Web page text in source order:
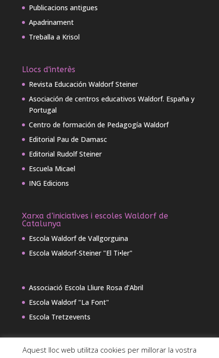
Publicacions antigues
Apadrinament
Treballa a Krisol
Llocs d'interès
Revista Educación Waldorf Steiner
Asociación de centros educativos Waldorf. España y
Portugal
Centro de formación de Pedagogía Waldorf
Editorial Pau de Damasc
Editorial Rudolf Steiner
Escuela Micael
ING Edicions
Xarxa d’iniciatives i escoles Waldorf de
Catalunya
Escola Waldorf de Vallgorguina
Escola Waldorf-Steiner "El Ti•ler"
Associació Escola Lliure Rosa d’Abril
Escola Waldorf "La Font"
Escola Tretzevents
Aquest lloc web utilitza cookies per millorar la vostra